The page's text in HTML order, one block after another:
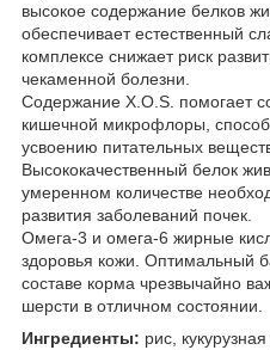
высокое содержание белков
обеспечивает естественный
комплексе снижает риск
чекаменной болезни.
Содержание X.O.S. помогает
кишечной микрофлоры,
усвоению питательных
Высококачественный белок
умеренном количестве
развития заболеваний почек.
Омега-3 и омега-6 жирные
здоровья кожи. Оптимальный
составе корма чрезвычайно
шерсти в отличном состоянии.
Ингредиенты: рис,